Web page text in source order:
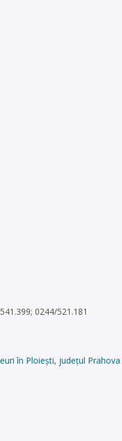
0244/521.181
în Ploiești, județul Prahova